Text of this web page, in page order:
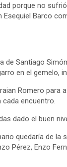
porque no
Barco
Santiago
en el gemelo,
Romero para
encuentro.
dado el buen
quedaría de la
Pérez, Enzo